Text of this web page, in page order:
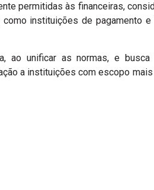
permitidas às financeiras,
instituições de pagamento e
ao unificar as normas, e busca
a instituições com escopo